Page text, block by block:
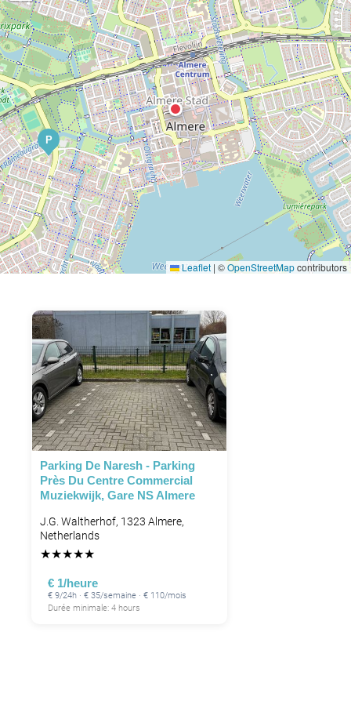
P
Leaflet | ©OpenStreetMapcontributors
Parking De Naresh - Parking
Près Du Centre Commercial
Muziekwijk, Gare NS Almere
J.G. Waltherhof, 1323 Almere,
Netherlands
★★★★★
€ 1/heure
€ 9/24h · € 35/semaine · € 110/mois
Durée minimale: 4 hours